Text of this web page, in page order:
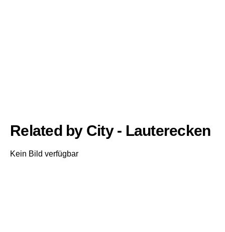
Related by City - Lauterecken
Kein Bild verfügbar